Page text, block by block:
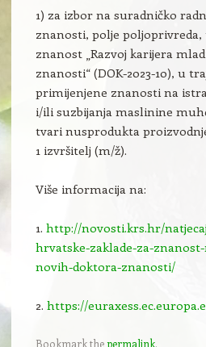
1) za izbor na suradničko
znanosti, polje
znanost „Razvoj karijera
znanosti“ (DOK-2023-10), u
primijenjene znanosti na
i/ili suzbijanja maslinine
tvari nusprodukta proizvodnje
1 izvršitelj (m/ž).
Više informacija na:
1. http://novosti.krs.hr/
hrvatske-zaklade-za-
novih-doktora-znanosti/
2. https://
Bookmark thepermalink.